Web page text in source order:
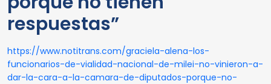
respuestas”
https://www.notitrans.com/graciela-alena-los-
funcionarios-de-vialidad-nacional-de-milei-no-vinieron-a-
dar-la-cara-a-la-camara-de-diputados-porque-no-